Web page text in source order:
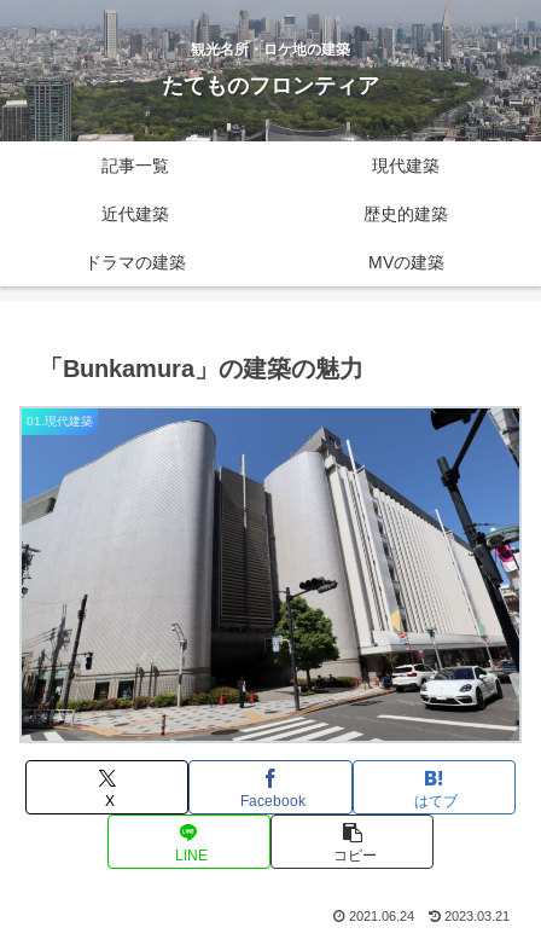
観光名所・ロケ地の建築
たてものフロンティア
記事一覧 現代建築
近代建築 歴史的建築
ドラマの建築 MVの建築
「Bunkamura」の建築の魅力
01.現代建築
X Facebook はてブ
LINE コピー
2021.06.24 2023.03.21